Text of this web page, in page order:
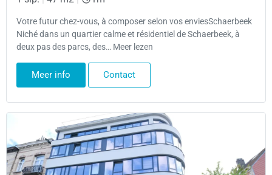
Votre futur chez-vous, à composer selon vos enviesSchaerbeek
Niché dans un quartier calme et résidentiel de Schaerbeek, à
deux pas des parcs, des… Meer lezen
Meer info Contact